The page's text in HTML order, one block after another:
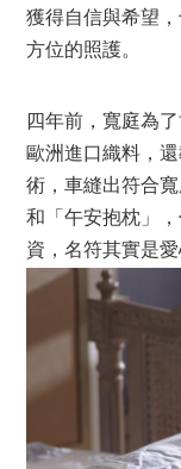
獲得自信與希望
方位的照護。
四年前，寬庭為
歐洲進口織料，
術，車縫出符合
和「午安抱枕」
資，名符其實是